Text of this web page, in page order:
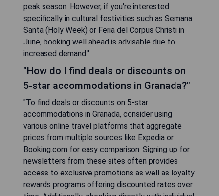
peak season. However, if you're interested
specifically in cultural festivities such as Semana
Santa (Holy Week) or Feria del Corpus Christi in
June, booking well ahead is advisable due to
increased demand."
"How do I find deals or discounts on
5-star accommodations in Granada?"
"To find deals or discounts on 5-star
accommodations in Granada, consider using
various online travel platforms that aggregate
prices from multiple sources like Expedia or
Booking.com for easy comparison. Signing up for
newsletters from these sites often provides
access to exclusive promotions as well as loyalty
rewards programs offering discounted rates over